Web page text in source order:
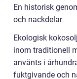
En historisk
och nackdelar
Ekologisk
inom traditionell
använts i
fuktgivande och